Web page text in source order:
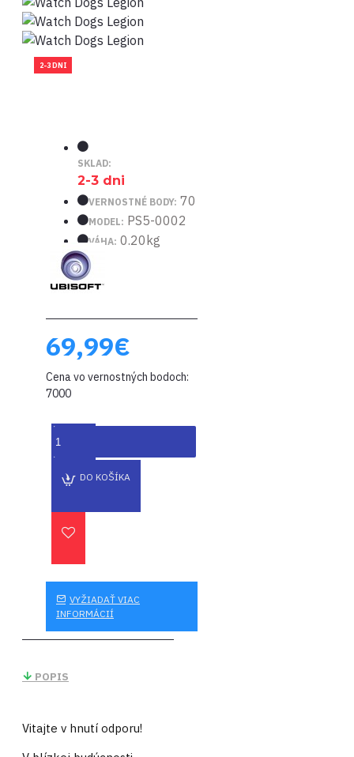
2-3 DNI
SKLAD:
2-3 dni
VERNOSTNÉ BODY: 70
MODEL: PS5-0002
VÁHA: 0.20kg
69,99€
Cena vo vernostných bodoch:
7000
DO KOŠÍKA
VYŽIADAŤ VIAC
INFORMÁCIÍ
POPIS
Vitajte v hnutí odporu!